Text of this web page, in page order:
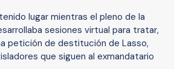
lugar mientras el pleno de la
sesiones virtual para tratar,
petición de destitución de Lasso,
que siguen al exmandatario